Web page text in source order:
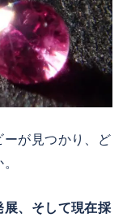
ーが見つかり、ど
展、そして現在採